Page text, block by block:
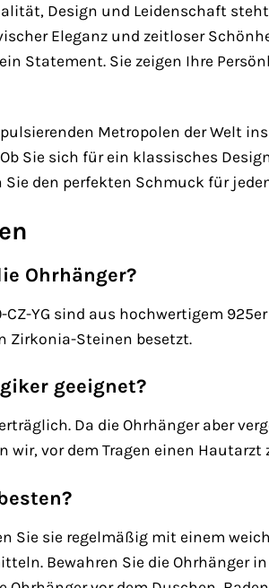
Design und Leidenschaft
Eleganz und zeitloser
Statement. Sie zeigen Ihre
Metropolen der Welt
Sie sich für ein klassisches
den perfekten Schmuck für
Ohrhänger?
CZ-YG sind aus hochwertigem
Zirkonia-Steinen besetzt.
geeignet?
Da die Ohrhänger aber
vor dem Tragen einen
Sie sie regelmäßig mit einem
Bewahren Sie die